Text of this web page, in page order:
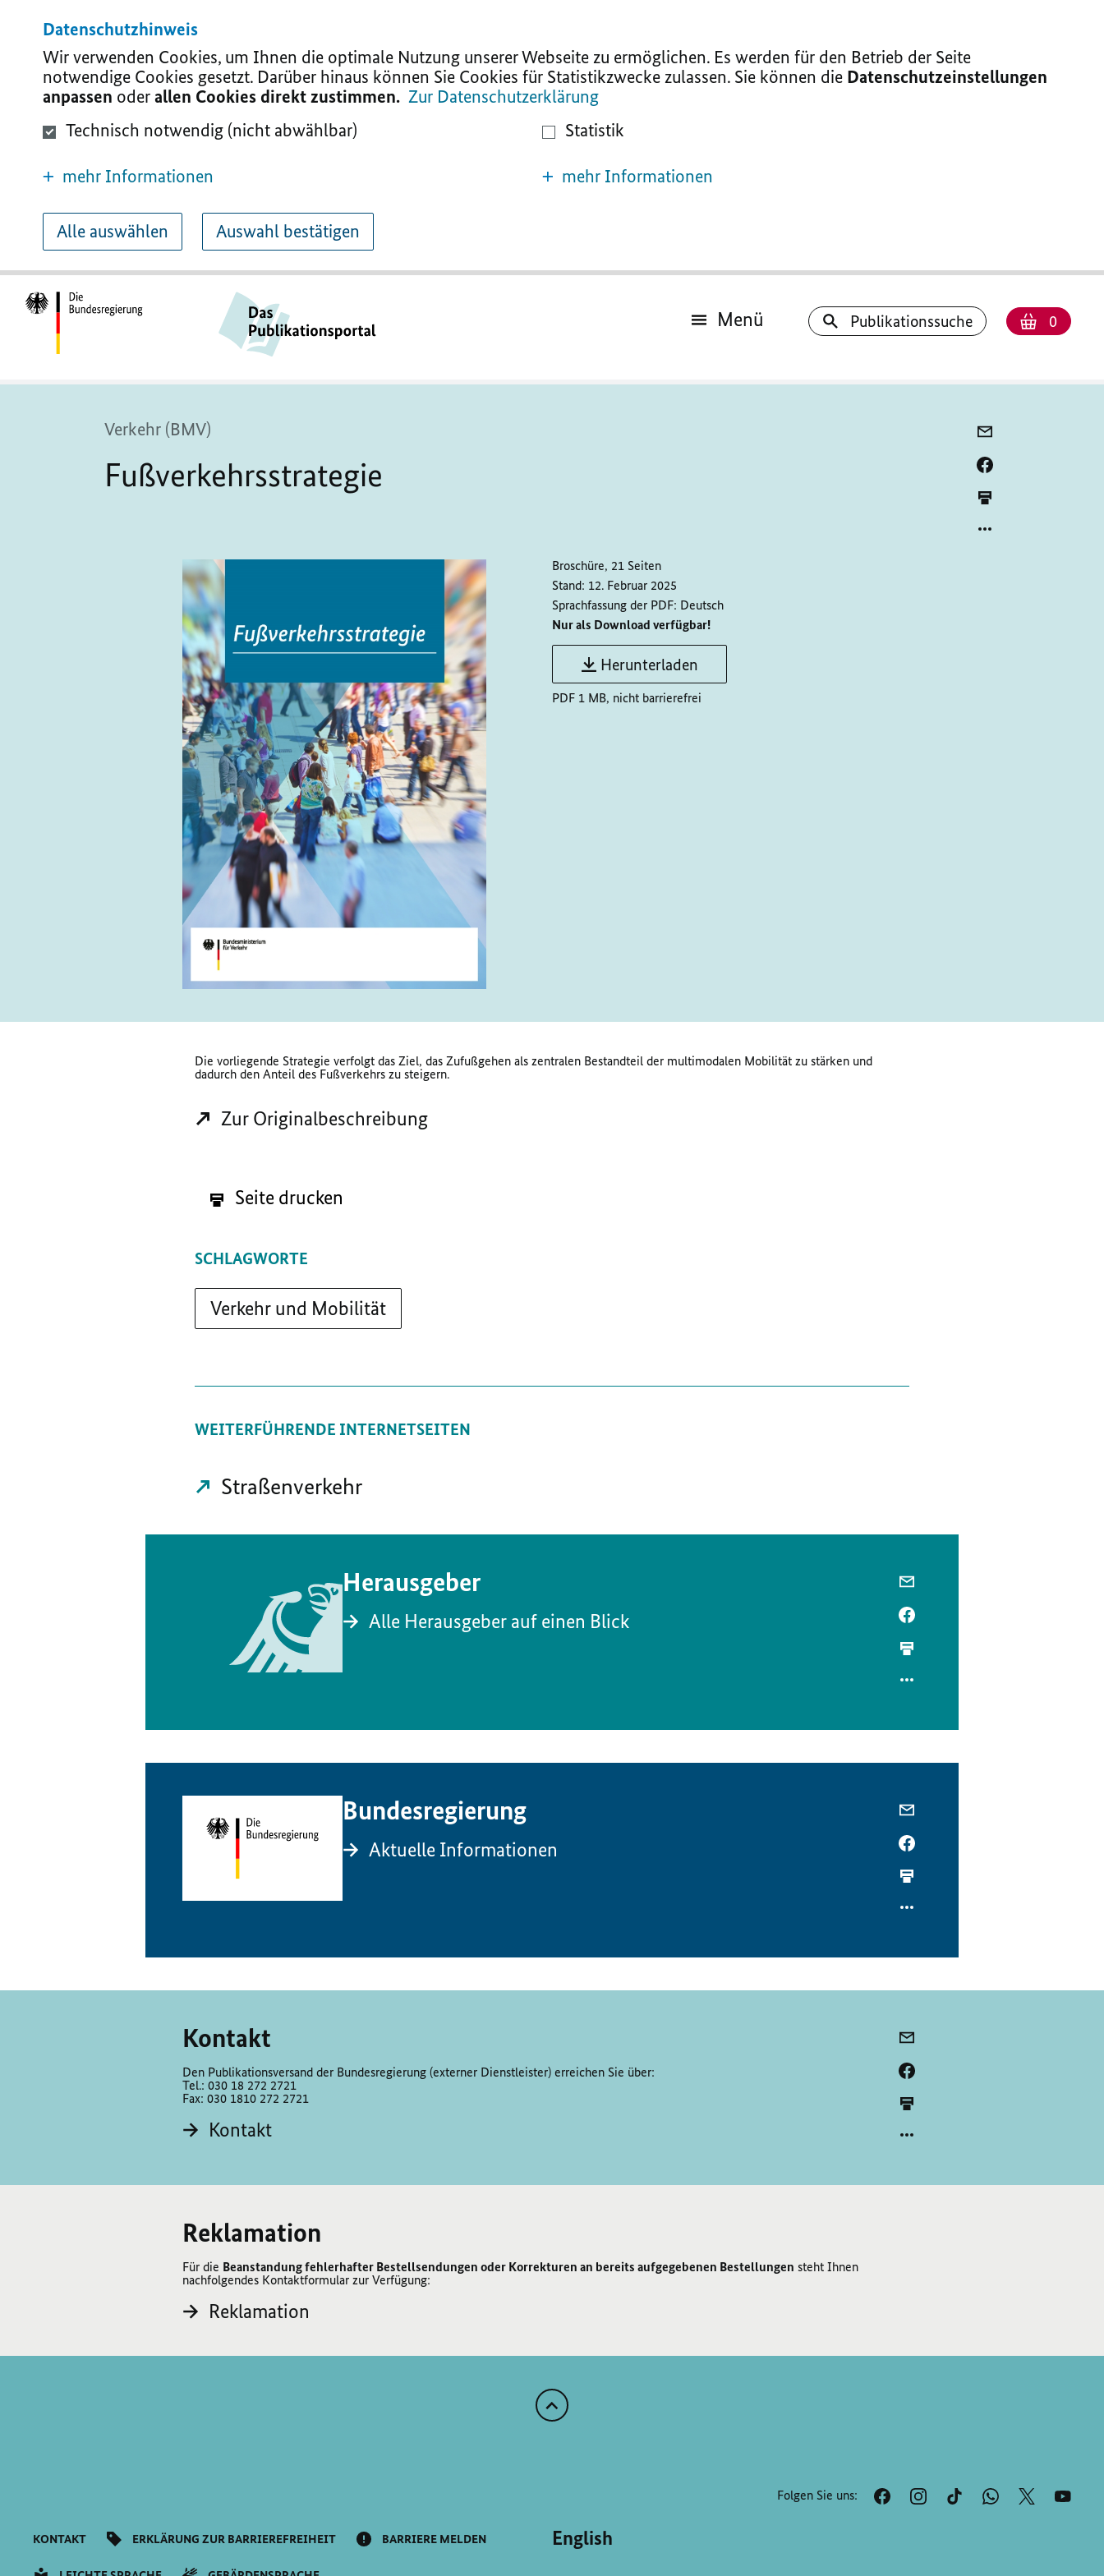
Datenschutzhinweis
Wir verwenden Cookies, um Ihnen die optimale Nutzung unserer Webseite zu ermöglichen. Es werden für den Betrieb der Seite
notwendige Cookies gesetzt. Darüber hinaus können Sie Cookies für Statistikzwecke zulassen. Sie können die Datenschutzeinstellungen
anpassen oderallen Cookies direkt zustimmen. Zur Datenschutzerklärung
Technisch notwendig (nicht abwählbar)
mehr Informationen
Statistik
mehr Informationen
Alle auswählen Auswahl bestätigen
Menü Publikationssuche Anzahl
0
Verkehr (BMV)
Fußverkehrsstrategie
Broschüre, 21 Seiten
Stand: 12. Februar 2025
Sprachfassung der PDF: Deutsch
Nur als Download verfügbar!
Herunterladen
PDF 1 MB, nicht barrierefrei
Die vorliegende Strategie verfolgt das Ziel, das Zufußgehen als zentralen Bestandteil der multimodalen Mobilität zu stärken und
dadurch den Anteil des Fußverkehrs zu steigern.
Zur Originalbeschreibung
Seite drucken
SCHLAGWORTE
Verkehr und Mobilität
WEITERFÜHRENDE INTERNETSEITEN
Straßenverkehr
Herausgeber
Alle Herausgeber auf einen Blick
Bundesregierung
Aktuelle Informationen
Kontakt
Den Publikationsversand der Bundesregierung (externer Dienstleister) erreichen Sie über:
Tel.: 030 18 272 2721
Fax: 030 1810 272 2721
Kontakt
Reklamation
Für die Beanstandung fehlerhafter Bestellsendungen oder Korrekturen an bereits aufgegebenen Bestellungen steht Ihnen
nachfolgendes Kontaktformular zur Verfügung:
Reklamation
Zum
Folgen Sie uns:
KONTAKT ERKLÄRUNG ZUR BARRIEREFREIHEIT BARRIERE MELDEN English